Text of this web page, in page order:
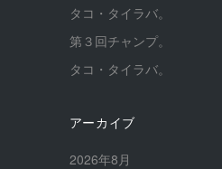
タコ・タイラバ。
第３回チャンプ。
タコ・タイラバ。
アーカイブ
2026年8月